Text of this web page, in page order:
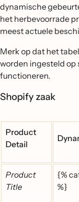
dynamische
het herbevoorrade
meest actuele
Merk op dat het
worden ingesteld op
functioneren.
Shopify zaak
Product
Detail
Product
Title
{%
%}